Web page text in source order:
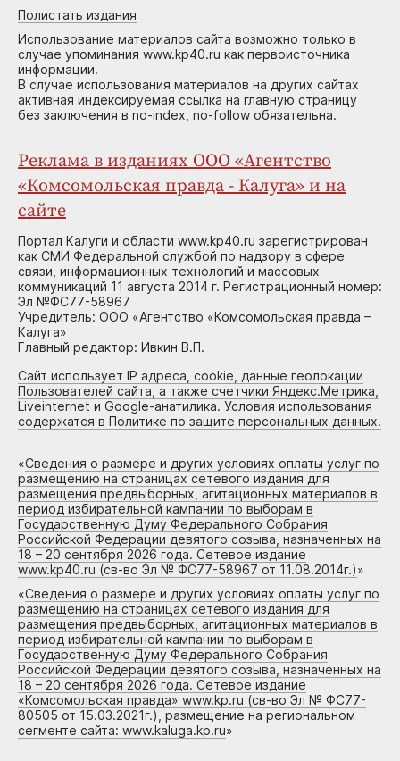
Полистать издания
Использование материалов сайта возможно только в
случае упоминания www.kp40.ru как первоисточника
информации.
В случае использования материалов на других сайтах
активная индексируемая ссылка на главную страницу
без заключения в no-index, no-follow обязательна.
Реклама в изданиях ООО «Агентство
«Комсомольская правда - Калуга» и на
сайте
Портал Калуги и области www.kp40.ru зарегистрирован
как СМИ Федеральной службой по надзору в сфере
связи, информационных технологий и массовых
коммуникаций 11 августа 2014 г. Регистрационный номер:
Эл №ФС77-58967
Учредитель: ООО «Агентство «Комсомольская правда –
Калуга»
Главный редактор: Ивкин В.П.
Сайт использует IP адреса, cookie, данные геолокации
Пользователей сайта, а также счетчики Яндекс.Метрика,
Liveinternet и Google-анатилика. Условия использования
содержатся в Политике по защите персональных данных.
«Сведения о размере и других условиях оплаты услуг по
размещению на страницах сетевого издания для
размещения предвыборных, агитационных материалов в
период избирательной кампании по выборам в
Государственную Думу Федерального Собрания
Российской Федерации девятого созыва, назначенных на
18 – 20 сентября 2026 года. Сетевое издание
www.kp40.ru (св-во Эл № ФС77-58967 от 11.08.2014г.)»
«Сведения о размере и других условиях оплаты услуг по
размещению на страницах сетевого издания для
размещения предвыборных, агитационных материалов в
период избирательной кампании по выборам в
Государственную Думу Федерального Собрания
Российской Федерации девятого созыва, назначенных на
18 – 20 сентября 2026 года. Сетевое издание
«Комсомольская правда» www.kp.ru (св-во Эл № ФС77-
80505 от 15.03.2021г.), размещение на региональном
сегменте сайта: www.kaluga.kp.ru»